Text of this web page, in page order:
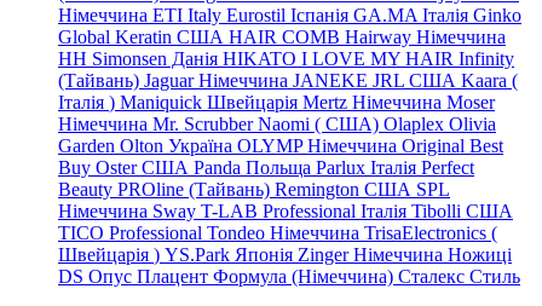
Німеччина ETI Italy Eurostil Іспанія GA.MA Італія Ginko
Global Keratin США HAIR COMB Hairway Німеччина
HH Simonsen Данія HIKATO I LOVE MY HAIR Infinity
(Тайвань) Jaguar Німеччина JANEKE JRL США Kaara (
Італія ) Maniquick Швейцарія Mertz Німеччина Moser
Німеччина Mr. Scrubber Naomi ( США) Olaplex Olivia
Garden Olton Україна OLYMP Німеччина Original Best
Buy Oster США Panda Польща Parlux Італія Perfect
Beauty PROline (Тайвань) Remington США SPL
Німеччина Sway T-LAB Professional Італія Tibolli США
TICO Professional Tondeo Німеччина TrisaElectronics (
Швейцарія ) YS.Park Японія Zinger Німеччина Ножиці
DS Опус Плацент Формула (Німеччина) Сталекс Стиль